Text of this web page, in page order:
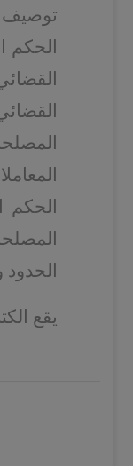
توصيف
الحكم
الحكم
الحدود
يقع الكتاب